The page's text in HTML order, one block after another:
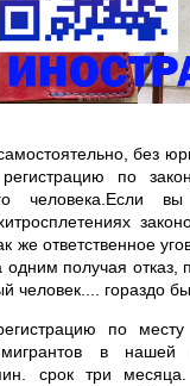
без
по
человека.Если
же ответственное
одним получая отказ,
человек.... гораздо
по
в нашей
срок три месяца.